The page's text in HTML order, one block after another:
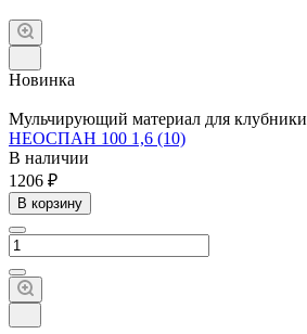
Новинка
Мульчирующий материал для клубники
НЕОСПАН 100 1,6 (10)
В наличии
1206 ₽
В корзину